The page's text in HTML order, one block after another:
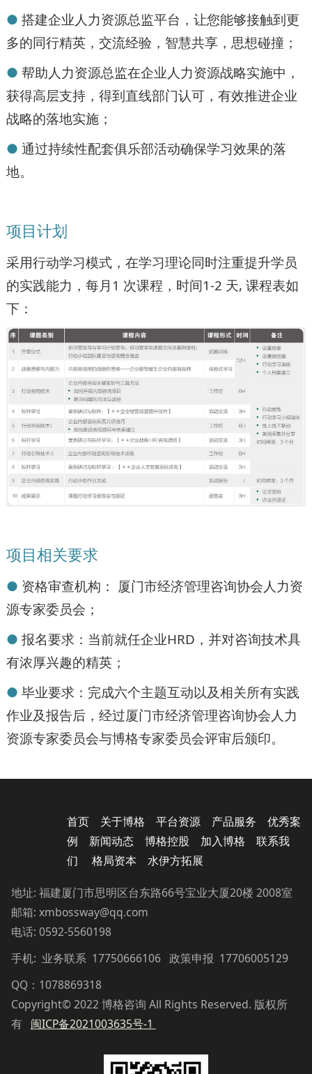
● 搭建企业人力资源总监平台，让您能够接触到更
多的同行精英，交流经验，智慧共享，思想碰撞；
● 帮助人力资源总监在企业人力资源战略实施中，
获得高层支持，得到直线部门认可，有效推进企业
战略的落地实施；
● 通过持续性配套俱乐部活动确保学习效果的落
地。
项目计划
采用行动学习模式，在学习理论同时注重提升学员
的实践能力，每月1 次课程，时间1-2 天, 课程表如
下：
项目相关要求
● 资格审查机构： 厦门市经济管理咨询协会人力资
源专家委员会；
● 报名要求：当前就任企业HRD，并对咨询技术具
有浓厚兴趣的精英；
● 毕业要求：完成六个主题互动以及相关所有实践
作业及报告后，经过厦门市经济管理咨询协会人力
资源专家委员会与博格专家委员会评审后颁印。
首页 关于博格 平台资源 产品服务
优秀案
例
新闻动态 博格控股 加入博格
联系我
们
格局资本 水伊方拓展
地址: 福建厦门市思明区台东路66号宝业大厦20楼 2008室
邮箱: xmbossway@qq.com
电话: 0592-5560198
手机: 业务联系 17750666106 政策申报 17706005129
QQ：1078869318
Copyright© 2022 博格咨询 All Rights Reserved. 版权所
有 闽ICP备2021003635号-1